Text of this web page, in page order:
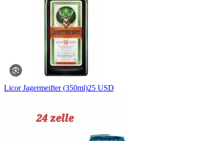
Licor Jagermeifter (350ml)25 USD